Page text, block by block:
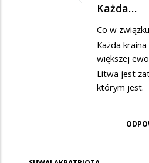
Każda…
Co w
Każda
większej
Litwa jest
którym jest.